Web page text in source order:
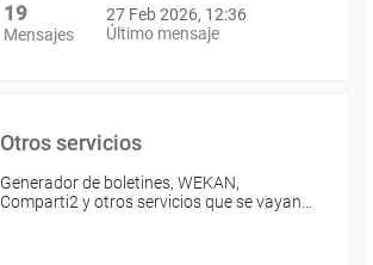
19
Mensajes
27 Feb 2026, 12:36
Último mensaje
Otros servicios
Generador de boletines, WEKAN,
Comparti2 y otros servicios que se vayan…